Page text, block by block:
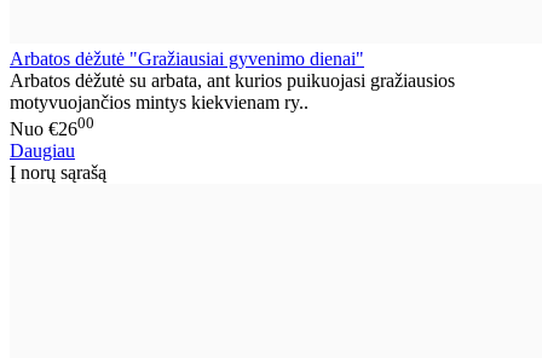
Arbatos dėžutė "Gražiausiai gyvenimo dienai"
Arbatos dėžutė su arbata, ant kurios puikuojasi gražiausios
motyvuojančios mintys kiekvienam ry..
Nuo €2600
Daugiau
Į norų sąrašą